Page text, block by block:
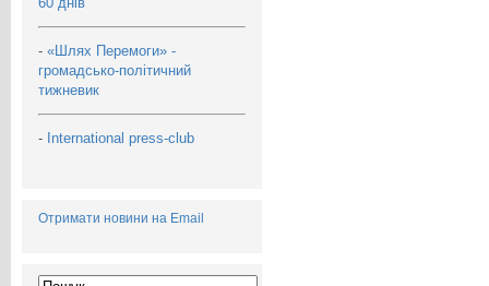
- «Шлях Перемоги» -
громадсько-політичний
тижневик
- International press-club
Отримати новини на Email